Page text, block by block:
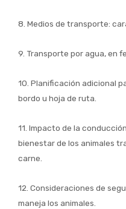
8. Medios de transporte:
9. Transporte por agua, en
10. Planificación adicional
bordo u hoja de ruta.
11. Impacto de la
bienestar de los animales
carne.
12. Consideraciones de
maneja los animales.